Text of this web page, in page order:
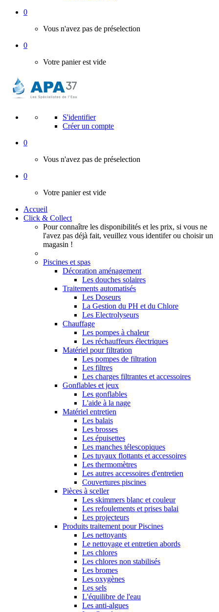
0
Vous n'avez pas de préselection
0
Votre panier est vide
S'identifier
Créer un compte
0
Vous n'avez pas de préselection
0
Votre panier est vide
Accueil
Click & Collect
Pour connaître les disponibilités et les prix, si vous ne
l'avez pas déjà fait, veuillez vous identifer ou choisir un
magasin !
Piscines et spas
Décoration aménagement
Les douches solaires
Traitements automatisés
Les Doseurs
La Gestion du PH et du Chlore
Les Electrolyseurs
Chauffage
Les pompes à chaleur
Les réchauffeurs électriques
Matériel pour filtration
Les pompes de filtration
Les filtres
Les charges filtrantes et accessoires
Gonflables et jeux
Les gonflables
L'aide à la nage
Matériel entretien
Les balais
Les brosses
Les épuisettes
Les manches télescopiques
Les tuyaux flottants et accessoires
Les thermomètres
Les autres accessoires d'entretien
Couvertures piscines
Pièces à sceller
Les skimmers blanc et couleur
Les refoulements et prises balai
Les projecteurs
Produits traitement pour Piscines
Les nettoyants
Le nettoyage et entretien abords
Les chlores
Les chlores non stabilisés
Les bromes
Les oxygènes
Les sels
L'équilibre de l'eau
Les anti-algues